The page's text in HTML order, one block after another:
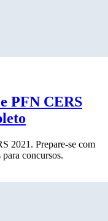
PFN CERS
2021. Prepare-se com
concursos.